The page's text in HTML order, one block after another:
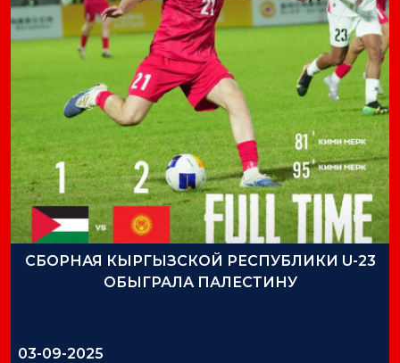
СБОРНАЯ КЫРГЫЗСКОЙ РЕСПУБЛИКИ U-23
ОБЫГРАЛА ПАЛЕСТИНУ
03-09-2025